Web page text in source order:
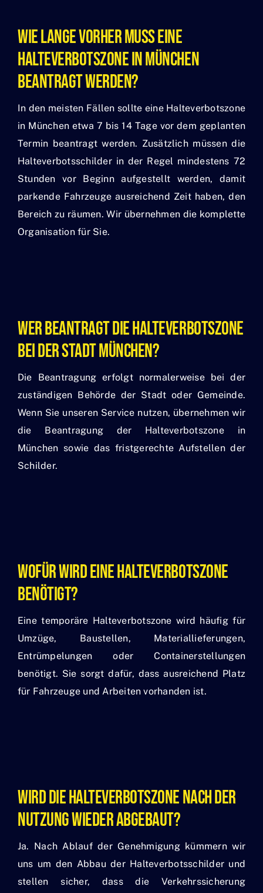
Wie Lange Vorher Muss Eine
Halteverbotszone In München
Beantragt Werden?
In den meisten Fällen sollte eine Halteverbotszone
in München etwa 7 bis 14 Tage vor dem geplanten
Termin beantragt werden. Zusätzlich müssen die
Halteverbotsschilder in der Regel mindestens 72
Stunden vor Beginn aufgestellt werden, damit
parkende Fahrzeuge ausreichend Zeit haben, den
Bereich zu räumen. Wir übernehmen die komplette
Organisation für Sie.
Wer Beantragt Die Halteverbotszone
Bei Der Stadt München?
Die Beantragung erfolgt normalerweise bei der
zuständigen Behörde der Stadt oder Gemeinde.
Wenn Sie unseren Service nutzen, übernehmen wir
die Beantragung der Halteverbotszone in
München sowie das fristgerechte Aufstellen der
Schilder.
Wofür Wird Eine Halteverbotszone
Benötigt?
Eine temporäre Halteverbotszone wird häufig für
Umzüge, Baustellen, Materiallieferungen,
Entrümpelungen oder Containerstellungen
benötigt. Sie sorgt dafür, dass ausreichend Platz
für Fahrzeuge und Arbeiten vorhanden ist.
Wird Die Halteverbotszone Nach Der
Nutzung Wieder Abgebaut?
Ja. Nach Ablauf der Genehmigung kümmern wir
uns um den Abbau der Halteverbotsschilder und
stellen sicher, dass die Verkehrssicherung